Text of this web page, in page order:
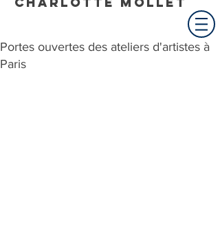
Portes ouvertes des ateliers d'artistes à
Paris